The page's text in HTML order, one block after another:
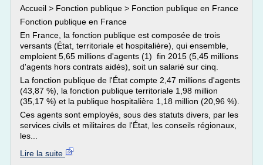
Accueil > Fonction publique > Fonction publique en France
Fonction publique en France
En France, la fonction publique est composée de trois
versants (État, territoriale et hospitalière), qui ensemble,
emploient 5,65 millions d'agents (1) fin 2015 (5,45 millions
d'agents hors contrats aidés), soit un salarié sur cinq.
La fonction publique de l'État compte 2,47 millions d'agents
(43,87 %), la fonction publique territoriale 1,98 million
(35,17 %) et la publique hospitalière 1,18 million (20,96 %).
Ces agents sont employés, sous des statuts divers, par les
services civils et militaires de l'État, les conseils régionaux,
les...
Lire la suite